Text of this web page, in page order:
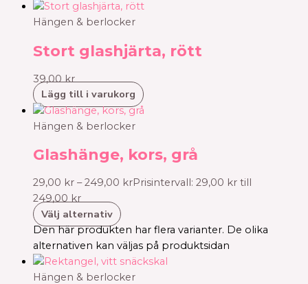
Hängen & berlocker
Stort glashjärta, rött
39,00kr
Lägg till i varukorg
Hängen & berlocker
Glashänge, kors, grå
29,00 kr – 249,00 krPrisintervall: 29,00 kr till
249,00 kr
Välj alternativ
Den här produkten har flera varianter. De olika
alternativen kan väljas på produktsidan
Hängen & berlocker